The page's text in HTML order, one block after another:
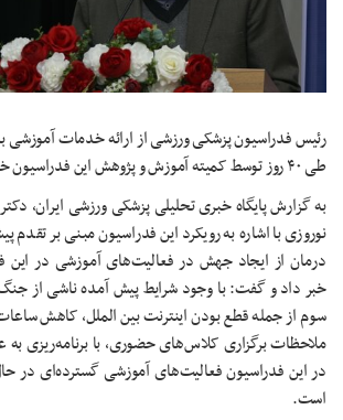
طی ۴۰ روز توسط کمیته آموزش و پژوهش این فدراسیون خبر داد.
به گزارش پایگاه خبری تحلیلی پزشکی ورزشی ایران،
نوروزی با اشاره به رویکرد این فدراسیون مبنی بر تقدم
درمان از ایجاد جهش در فعالیت‌های آموزشی در این
خبر داد و گفت: با وجود شرایط پیش آمده ناشی از
سوم از جمله قطع بودن اینترنت بین الملل، کاهش
ملاحظات برگزاری کلاس‌های حضوری، با برنامه‌ریزی به
در این فدراسیون فعالیت‌های آموزشی گسترده‌ای در
است.